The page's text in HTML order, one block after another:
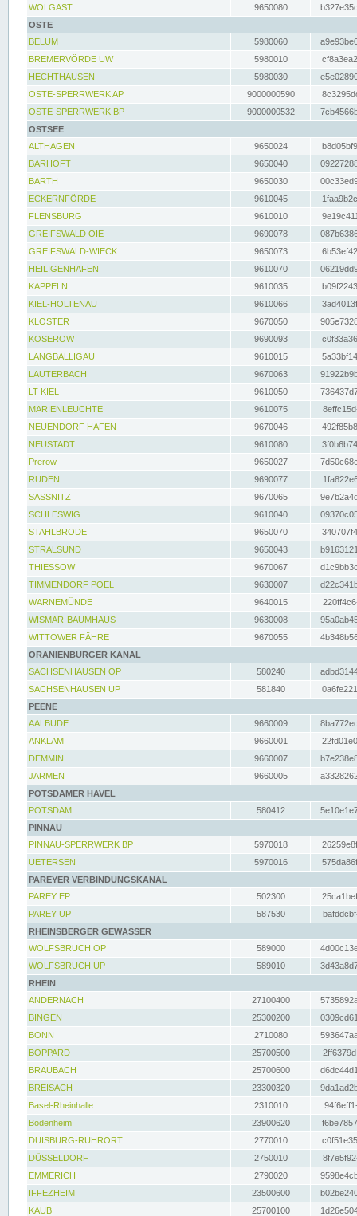
WOLGAST
9650080
OSTE
BELUM
5980060
BREMERVÖRDE UW
5980010
HECHTHAUSEN
5980030
OSTE-SPERRWERK AP
9000000590
OSTE-SPERRWERK BP
9000000532
OSTSEE
ALTHAGEN
9650024
BARHÖFT
9650040
BARTH
9650030
ECKERNFÖRDE
9610045
FLENSBURG
9610010
GREIFSWALD OIE
9690078
GREIFSWALD-WIECK
9650073
HEILIGENHAFEN
9610070
KAPPELN
9610035
KIEL-HOLTENAU
9610066
KLOSTER
9670050
KOSEROW
9690093
LANGBALLIGAU
9610015
LAUTERBACH
9670063
LT KIEL
9610050
MARIENLEUCHTE
9610075
NEUENDORF HAFEN
9670046
NEUSTADT
9610080
Prerow
9650027
RUDEN
9690077
SASSNITZ
9670065
SCHLESWIG
9610040
STAHLBRODE
9650070
STRALSUND
9650043
THIESSOW
9670067
TIMMENDORF POEL
9630007
WARNEMÜNDE
9640015
WISMAR-BAUMHAUS
9630008
WITTOWER FÄHRE
9670055
ORANIENBURGER KANAL
SACHSENHAUSEN OP
580240
SACHSENHAUSEN UP
581840
PEENE
AALBUDE
9660009
ANKLAM
9660001
DEMMIN
9660007
JARMEN
9660005
POTSDAMER HAVEL
POTSDAM
580412
PINNAU
PINNAU-SPERRWERK BP
5970018
UETERSEN
5970016
PAREYER VERBINDUNGSKANAL
PAREY EP
502300
PAREY UP
587530
RHEINSBERGER GEWÄSSER
WOLFSBRUCH OP
589000
WOLFSBRUCH UP
589010
RHEIN
ANDERNACH
27100400
BINGEN
25300200
BONN
2710080
BOPPARD
25700500
BRAUBACH
25700600
BREISACH
23300320
Basel-Rheinhalle
2310010
Bodenheim
23900620
DUISBURG-RUHRORT
2770010
DÜSSELDORF
2750010
EMMERICH
2790020
IFFEZHEIM
23500600
KAUB
25700100